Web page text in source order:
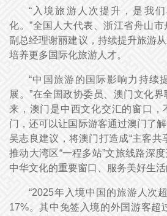
“入境旅游人次提升，是我
化。”全国人大代表、浙江省舟山
副总经理谢丽建议，持续提升旅游
培养更多国际化旅游人才。
“中国旅游的国际影响力持续
展。”在全国政协委员、澳门文化
来，澳门是中西文化交汇的窗口，
门，还可以让国际游客通过澳门了
吴志良建议，将澳门打造成“主客共
推动大湾区“一程多站”文旅线路深
中华文化的重要窗口、服务美好生活
“2025年入境中国的旅游人次
17%。其中免签入境的外国游客超